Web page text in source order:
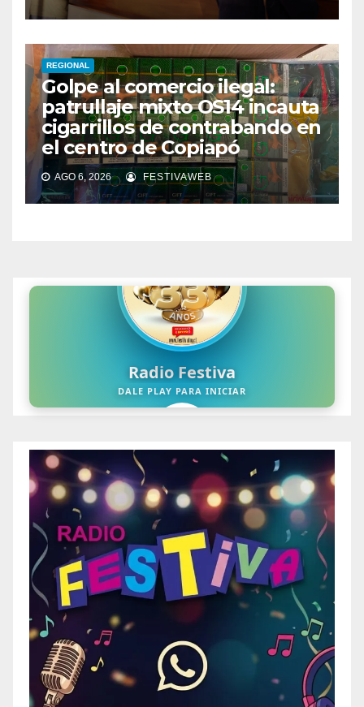
REGIONAL
Golpe al comercio ilegal:
patrullaje mixto OS14 incauta
cigarrillos de contrabando en
el centro de Copiapó
AGO 6, 2026 FESTIVAWEB